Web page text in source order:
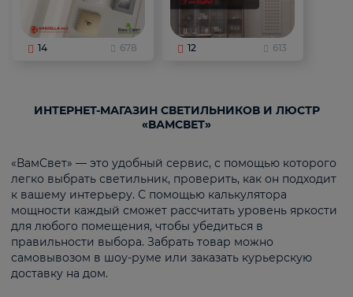
14 678 12 613
ИНТЕРНЕТ-МАГАЗИН СВЕТИЛЬНИКОВ И ЛЮСТР
«ВАМСВЕТ»
«ВамСвет» — это удобный сервис, с помощью которого
легко выбрать светильник, проверить, как он подходит
к вашему интерьеру. С помощью калькулятора
мощности каждый сможет рассчитать уровень яркости
для любого помещения, чтобы убедиться в
правильности выбора. Забрать товар можно
самовывозом в шоу-руме или заказать курьерскую
доставку на дом.